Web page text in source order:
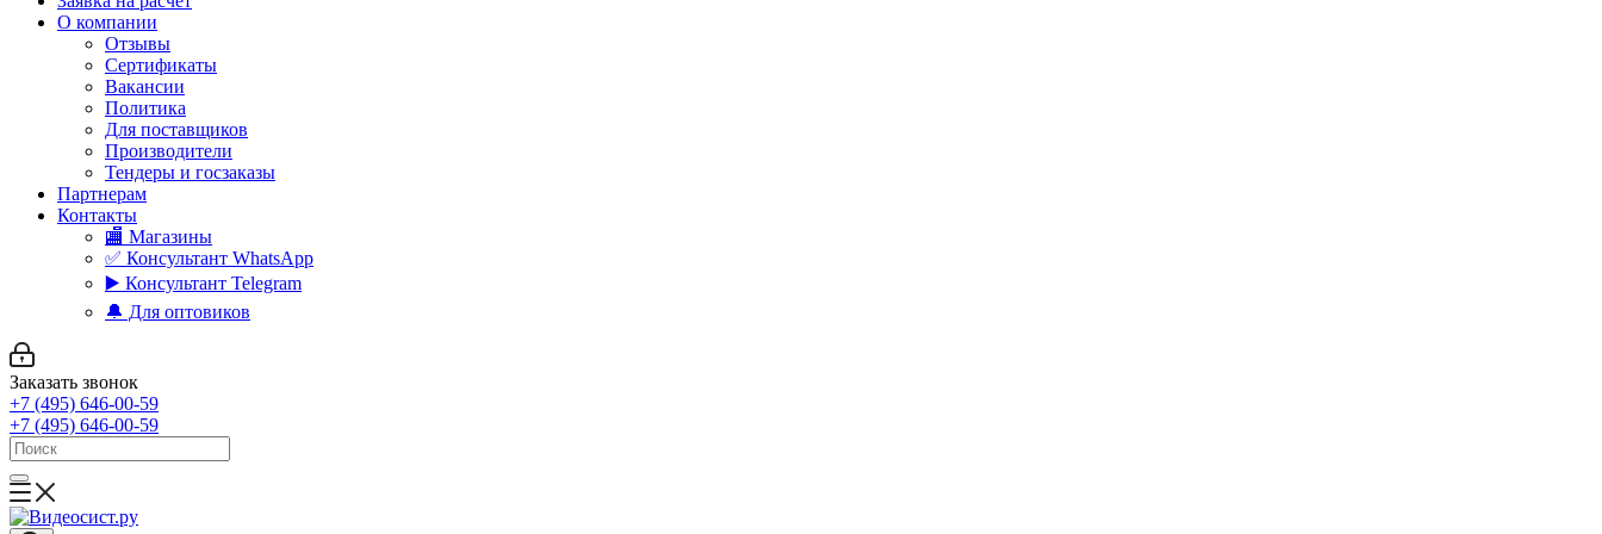
О компании
Отзывы
Сертификаты
Вакансии
Политика
Для поставщиков
Производители
Тендеры и госзаказы
Партнерам
Контакты
🏬 Магазины
✅️ Консультант WhatsApp
▶️ Консультант Telegram
🔔 Для оптовиков
Заказать звонок
+7 (495) 646-00-59
+7 (495) 646-00-59